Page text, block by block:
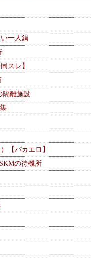
い一人鍋
スレ】
隔離施設
【バカエロ】
の待機所